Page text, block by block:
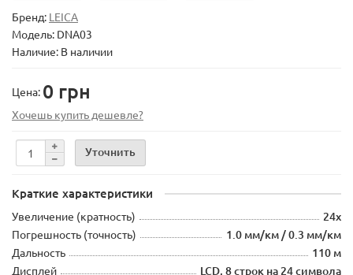
Бренд: LEICA
Модель: DNA03
Наличие: В наличии
Цена: 0 грн
Хочешь купить дешевле?
Уточнить
Краткие характеристики
Увеличение (кратность) 24х
Погрешность (точность) 1.0 мм/км / 0.3 мм/км
Дальность 110 м
Дисплей LCD, 8 строк на 24 символа